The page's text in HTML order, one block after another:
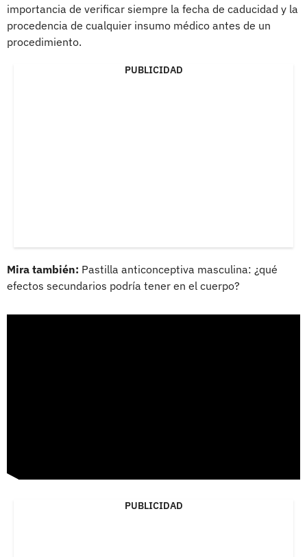
importancia de verificar siempre la fecha de caducidad y la
procedencia de cualquier insumo médico antes de un
procedimiento.
PUBLICIDAD
Mira también: Pastilla anticonceptiva masculina: ¿qué
efectos secundarios podría tener en el cuerpo?
PUBLICIDAD